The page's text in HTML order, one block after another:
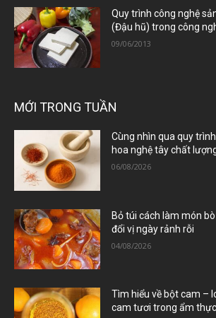
Quy trình công nghệ
(Đậu hũ) trong công
09/06/2013
MỚI TRONG TUẦN
Cùng nhìn qua quy
hoa nghệ tây chất
06/08/2026
Bỏ túi cách làm món
đổi vị ngày rảnh rỗi
04/08/2026
Tìm hiểu về bột cam –
cam tươi trong ẩm thực